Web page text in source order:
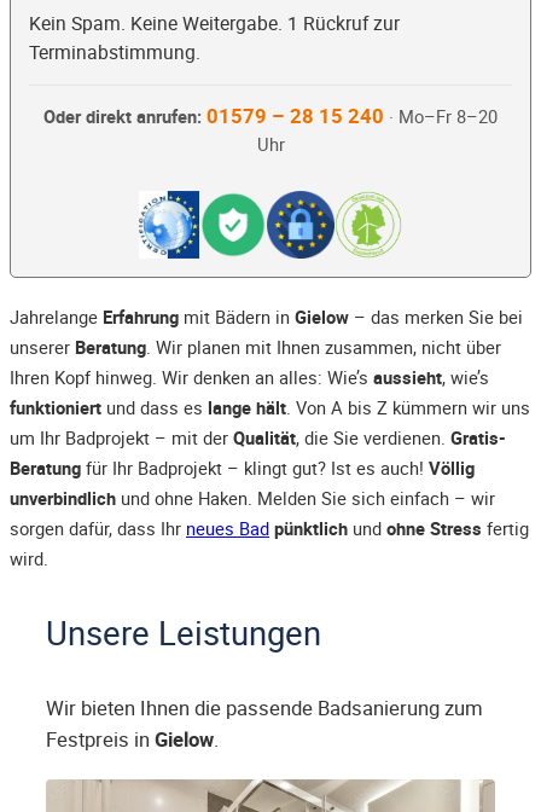
Kein Spam. Keine Weitergabe. 1 Rückruf zur
Terminabstimmung.
Oder direkt anrufen: 01579 – 28 15 240 · Mo–Fr 8–20
Uhr
Jahrelange Erfahrung mit Bädern in Gielow – das merken Sie bei
unserer Beratung. Wir planen mit Ihnen zusammen, nicht über
Ihren Kopf hinweg. Wir denken an alles: Wie’s aussieht, wie’s
funktioniert und dass es lange hält. Von A bis Z kümmern wir uns
um Ihr Badprojekt – mit der Qualität, die Sie verdienen. Gratis-
Beratung für Ihr Badprojekt – klingt gut? Ist es auch! Völlig
unverbindlich und ohne Haken. Melden Sie sich einfach – wir
sorgen dafür, dass Ihr neues Bad pünktlich und ohne Stress fertig
wird.
Unsere Leistungen
Wir bieten Ihnen die passende Badsanierung zum
Festpreis in Gielow.